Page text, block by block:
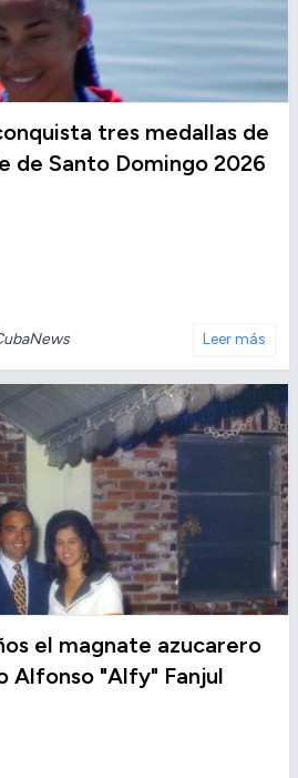
tres medallas de
de Santo Domingo 2026
Leer más
el magnate azucarero
Alfonso "Alfy" Fanjul